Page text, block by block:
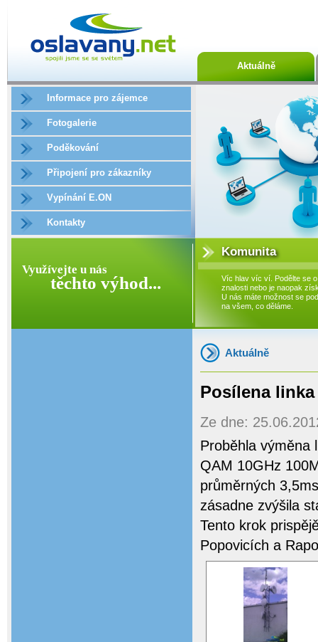
Aktuálně
Informace pro zájemce
Fotogalerie
Poděkování
Připojení pro zákazníky
Vypínání E.ON
Kontakty
Využívejte u nás
těchto výhod...
Komunita
Víc hlav víc ví. Podělte se o
znalosti nebo je naopak
U nás máte možnost se
na všem, co děláme.
Aktuálně
Posílena
Ze dne:
Proběhla výměna
QAM 10GHz
průměrných
zásadne zvýšila
Tento krok
Popovicích a